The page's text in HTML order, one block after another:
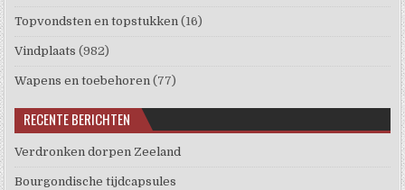
Topvondsten en topstukken (16)
Vindplaats (982)
Wapens en toebehoren (77)
RECENTE BERICHTEN
Verdronken dorpen Zeeland
Bourgondische tijdcapsules